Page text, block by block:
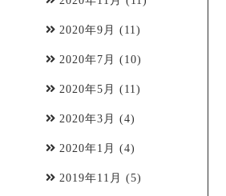
2020年9月 (11)
2020年7月 (10)
2020年5月 (11)
2020年3月 (4)
2020年1月 (4)
2019年11月 (5)